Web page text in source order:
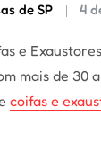
de SP 4
e
mais de
coifas e